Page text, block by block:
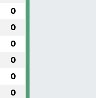
0
0
0
0
0
0